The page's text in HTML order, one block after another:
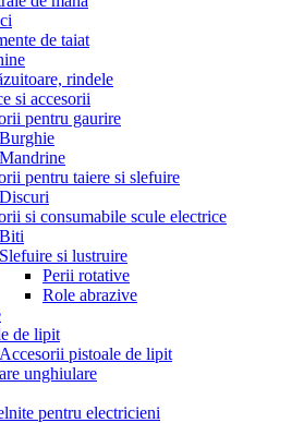
de taiat
rindele
si accesorii
pentru gaurire
Burghie
Mandrine
pentru taiere si slefuire
Discuri
si consumabile scule electrice
Biti
Slefuire si lustruire
Perii rotative
Role abrazive
de lipit
Accesorii pistoale de lipit
unghiulare
pentru electricieni